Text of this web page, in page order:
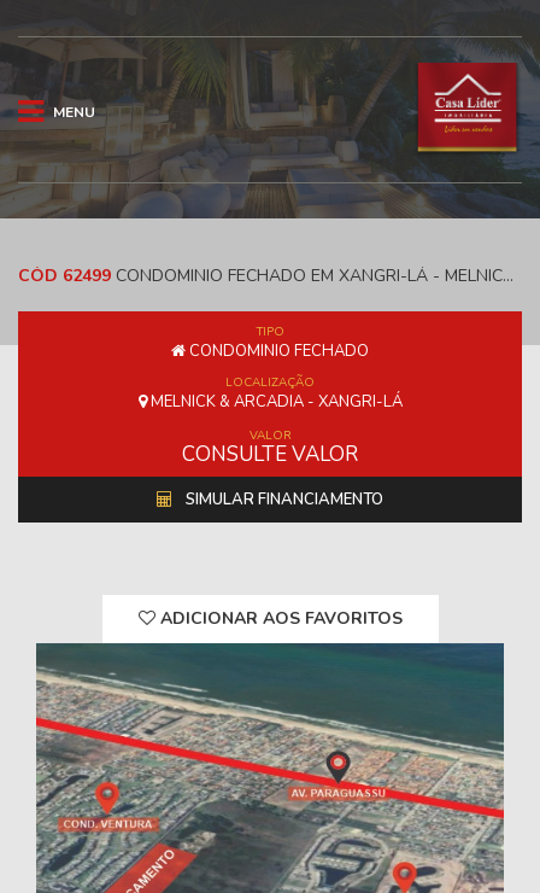
MENU
CÓD 62499 CONDOMINIO FECHADO EM XANGRI-LÁ - MELNICK & ARCADIA
TIPO
CONDOMINIO FECHADO
LOCALIZAÇÃO
MELNICK & ARCADIA - XANGRI-LÁ
VALOR
CONSULTE VALOR
SIMULAR FINANCIAMENTO
ADICIONAR AOS FAVORITOS